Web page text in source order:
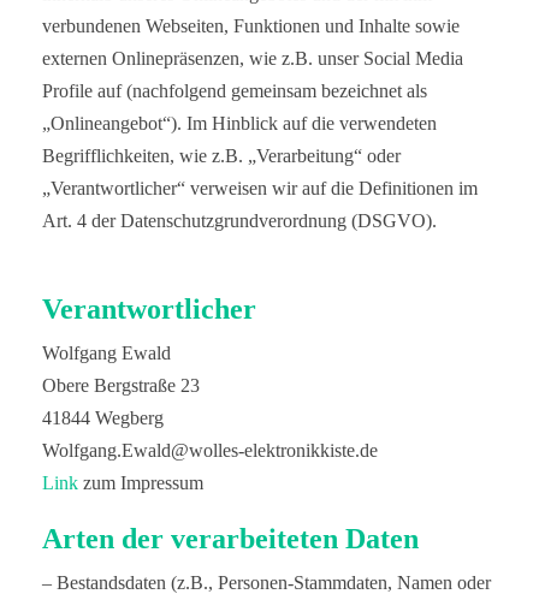
verbundenen Webseiten, Funktionen und Inhalte sowie
externen Onlinepräsenzen, wie z.B. unser Social Media
Profile auf (nachfolgend gemeinsam bezeichnet als
„Onlineangebot“). Im Hinblick auf die verwendeten
Begrifflichkeiten, wie z.B. „Verarbeitung“ oder
„Verantwortlicher“ verweisen wir auf die Definitionen im
Art. 4 der Datenschutzgrundverordnung (DSGVO).
Verantwortlicher
Wolfgang Ewald
Obere Bergstraße 23
41844 Wegberg
Wolfgang.Ewald@wolles-elektronikkiste.de
Link zum Impressum
Arten der verarbeiteten Daten
– Bestandsdaten (z.B., Personen-Stammdaten, Namen oder